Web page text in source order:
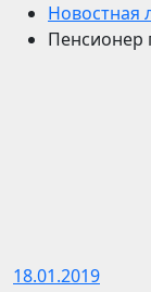
Новостная
Пенсионер
18.01.2019